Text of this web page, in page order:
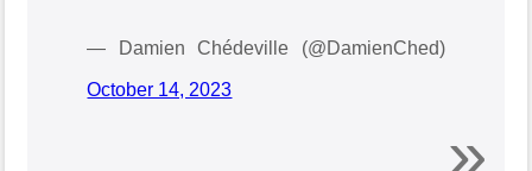
— Damien Chédeville (@DamienChed)
October 14, 2023